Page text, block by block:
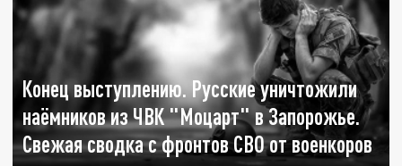
Конец выступлению. Русские уничтожили
наёмников из ЧВК "Моцарт" в Запорожье.
Свежая сводка с фронтов СВО от военкоров